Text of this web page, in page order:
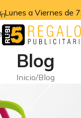
Lunes a Viernes de
Blog
Inicio Blog